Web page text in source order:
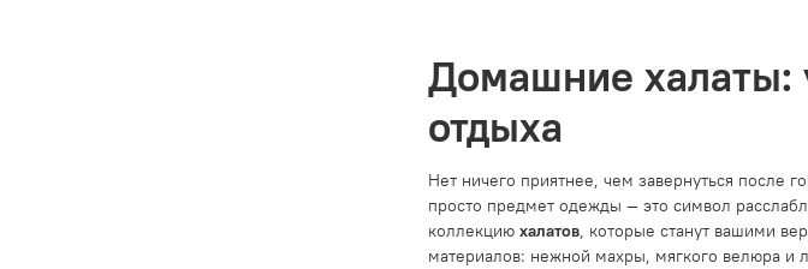
Домашние халаты:
отдыха
Нет ничего приятнее, чем завернуться после
просто предмет одежды — это символ
коллекцию халатов, которые станут вашими
материалов: нежной махры, мягкого велюра и